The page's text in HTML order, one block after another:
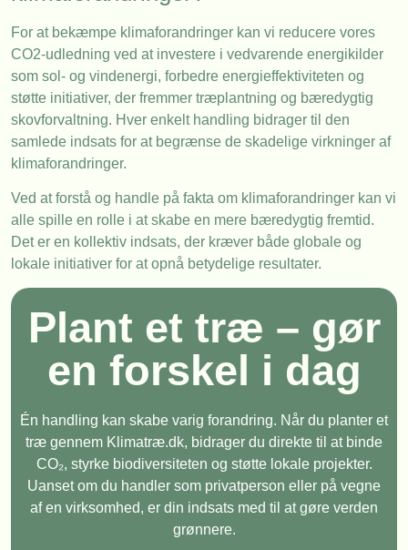
For at bekæmpe klimaforandringer kan vi reducere vores
CO2-udledning ved at investere i vedvarende energikilder
som sol- og vindenergi, forbedre energieffektiviteten og
støtte initiativer, der fremmer træplantning og bæredygtig
skovforvaltning. Hver enkelt handling bidrager til den
samlede indsats for at begrænse de skadelige virkninger af
klimaforandringer.
Ved at forstå og handle på fakta om klimaforandringer kan vi
alle spille en rolle i at skabe en mere bæredygtig fremtid.
Det er en kollektiv indsats, der kræver både globale og
lokale initiativer for at opnå betydelige resultater.
Plant et træ – gør
en forskel i dag
Én handling kan skabe varig forandring. Når du planter et
træ gennem Klimatræ.dk, bidrager du direkte til at binde
CO₂, styrke biodiversiteten og støtte lokale projekter.
Uanset om du handler som privatperson eller på vegne
af en virksomhed, er din indsats med til at gøre verden
grønnere.